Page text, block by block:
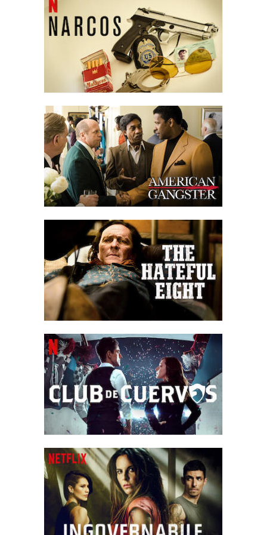
danneggiata e si arrabbia, quindi viene allontanato dallo studio;
più tardi, nel suo hotel, cerca di registrare un video per fornire le
prove ma viene ucciso, cosa che viene gestita come un suicidio
sia dal governo che da MX TV.
Quando un testimone riconosce chi ha rapito i bambini, TV MX
cambia strategia e inizia a chiedere alla gente di inviare donazioni
alla fondazione "Si Se puede" (Yes We Can), in modo che il
denaro possa essere utilizzato per pagare il riscatto richiesto dai
rapitori (un milione di dollari), fino al punto che il governatore
stesso dona una somma elevata (chiedendo in cambio un favore
a Rojo). Tuttavia, Doña Chole, un membro della banda dei
rapitori, decide di portare le gemelle alla polizia e la famiglia
decide di non rilasciare più interviste a TV MX, per cui la storia
rimane senza fine. TV MX decide quindi di realizzare un falso
montaggio su un agente del governo per salvare le ragazze e
dare finalmente il finale che la gente voleva vedere, mettendo
Vargas come eroe e la famiglia Garza a sostegno delle sue azioni
Dopo che il presidente si congratula con Vargas per le sue azioni,
gli viene chiesto dell'aumento dei prezzi dei prodotti di base e lui
risponde: "Non sono la padrona di casa mia" e non è in grado di
prevedere il reale impatto sulle economie familiari. Il conduttore,
Perez Harris, scoppia in una grande risata, quindi il telegiornale
viene interrotto e Perez Harris viene trattenuto dagli agenti del
Il giorno dopo, Ricardo diventa il conduttore del telegiornale e
riceve una nota da Rojo in cui gli viene detto che deve inserire
una notizia molto urgente per togliere l'attenzione sull'errore
dell'ultimo Presidente che ha annunciato la visita di Papa
Francesco in Messico. Nel frattempo la pubblicità mostra l'unità
della nazione e Vargas decide di candidarsi alla presidenza
sposando Jazmin, la star di Los Pobres Tambien Aman (ed ex
Due anni dopo, apprendiamo che Vargas ha messo insieme i più
importanti partiti politici dell'epoca (PAN, PRI, PRD) per vincere le
elezioni facendo di Jazmin la First Lady, mentre i gemelli Garza
firmano un contratto con TV MX per essere i protagonisti della
nuova telenovela.